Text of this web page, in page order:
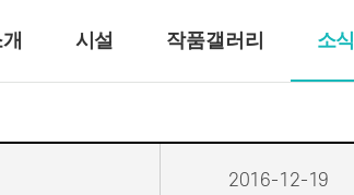
시설 작품갤러리 소식
2016-12-19